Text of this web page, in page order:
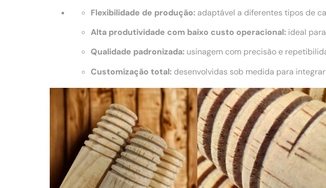
Flexibilidade de produção: adaptável a diferentes tipos de
Alta produtividade com baixo custo operacional: ideal
Qualidade padronizada: usinagem com precisão e
Customização total: desenvolvidas sob medida para